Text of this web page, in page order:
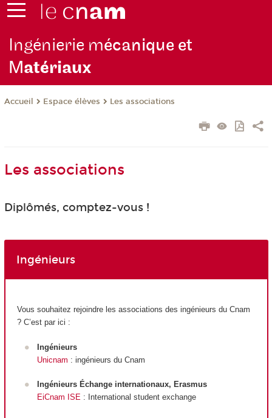
Ingénierie mécanique et
Matériaux
Accueil Espace élèves Les associations
Les associations
Diplômés, comptez-vous !
Ingénieurs
Vous souhaitez rejoindre les associations des ingénieurs du Cnam
? C’est par ici :
Ingénieurs
Unicnam : ingénieurs du Cnam
Ingénieurs Échange internationaux, Erasmus
EiCnam ISE : International student exchange